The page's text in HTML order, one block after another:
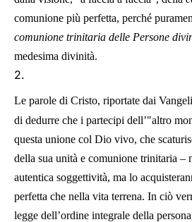
comunione più perfetta, perché
comunione trinitaria delle Persone
medesima divinità.
2.
Le parole di Cristo, riportate dai
di dedurre che i partecipi dell’"altro
questa unione col Dio vivo, che
della sua unità e comunione trinitaria –
autentica soggettività, ma lo
perfetta che nella vita terrena. In ciò
legge dell’ordine integrale della